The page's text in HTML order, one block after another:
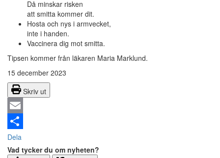
Då minskar risken
att smitta kommer dit.
Hosta och nys i armvecket,
inte i handen.
Vaccinera dig mot smitta.
Tipsen kommer från läkaren Maria Marklund.
15 december 2023
Skriv ut
Email
Dela
Vad tycker du om nyheten?